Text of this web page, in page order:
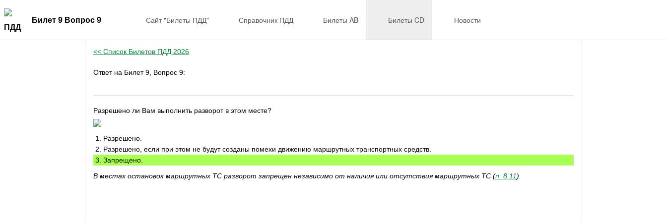
Билет 9 Вопрос 9 Сайт "Билеты ПДД" Справочник ПДД Билеты AB Билеты CD Новости
<< Список Билетов ПДД 2026
Ответ на Билет 9, Вопрос 9:
Разрешено ли Вам выполнить разворот в этом месте?
1. Разрешено.
2. Разрешено, если при этом не будут созданы помехи движению маршрутных транспортных средств.
3. Запрещено.
В местах остановок маршрутных ТС разворот запрещен независимо от наличия или отсутствия маршрутных ТС (п. 8.11).